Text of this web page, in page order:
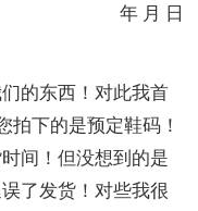
年 月 日
的东西！对此我首
拍下的是预定鞋码！
间！但没想到的是
了发货！对些我很